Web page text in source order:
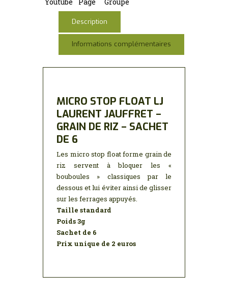
o
k
n
p
Description
Informations complémentaires
MICRO STOP FLOAT LJ
LAURENT JAUFFRET –
GRAIN DE RIZ – SACHET
DE 6
Les micro stop float forme grain de
riz servent à bloquer les «
bouboules » classiques par le
dessous et lui éviter ainsi de glisser
sur les ferrages appuyés.
Taille standard
Poids 3g
Sachet de 6
Prix unique de 2 euros